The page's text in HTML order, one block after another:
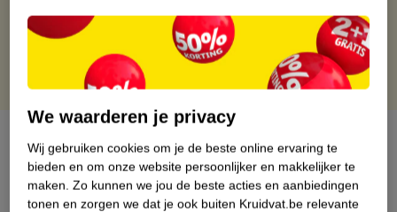
Gratis punten met je Kruidvat kaart
Over dit product
Productinformatie
We waarderen je privacy
Wij gebruiken cookies om je de beste online ervaring te
bieden en om onze website persoonlijker en makkelijker te
maken. Zo kunnen we jou de beste acties en aanbiedingen
tonen en zorgen we dat je ook buiten Kruidvat.be relevante